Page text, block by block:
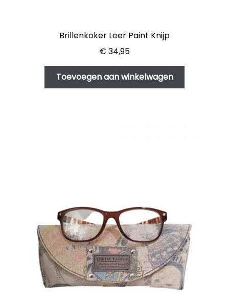
Brillenkoker Leer Paint Knijp
€ 34,95
Toevoegen aan winkelwagen